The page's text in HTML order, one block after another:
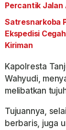
Percantik Jalan
Satresnarkoba
Ekspedisi
Kiriman
Kapolresta
Wahyudi,
melibatkan
Tujuannya,
berbaris, juga